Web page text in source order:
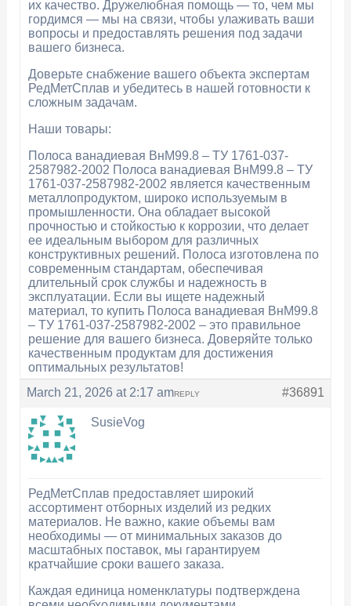
их качество. Дружелюбная помощь — то, чем мы
гордимся — мы на связи, чтобы улаживать ваши
вопросы и предоставлять решения под задачи
вашего бизнеса.
Доверьте снабжение вашего объекта экспертам
РедМетСплав и убедитесь в нашей готовности к
сложным задачам.
Наши товары:
Полоса ванадиевая ВнМ99.8 – ТУ 1761-037-
2587982-2002 Полоса ванадиевая ВнМ99.8 – ТУ
1761-037-2587982-2002 является качественным
металлопродуктом, широко используемым в
промышленности. Она обладает высокой
прочностью и стойкостью к коррозии, что делает
ее идеальным выбором для различных
конструктивных решений. Полоса изготовлена по
современным стандартам, обеспечивая
длительный срок службы и надежность в
эксплуатации. Если вы ищете надежный
материал, то купить Полоса ванадиевая ВнМ99.8
– ТУ 1761-037-2587982-2002 – это правильное
решение для вашего бизнеса. Доверяйте только
качественным продуктам для достижения
оптимальных результатов!
March 21, 2026 at 2:17 am
#36891
REPLY
SusieVog
РедМетСплав предоставляет широкий
ассортимент отборных изделий из редких
материалов. Не важно, какие объемы вам
необходимы — от минимальных заказов до
масштабных поставок, мы гарантируем
кратчайшие сроки вашего заказа.
Каждая единица номенклатуры подтверждена